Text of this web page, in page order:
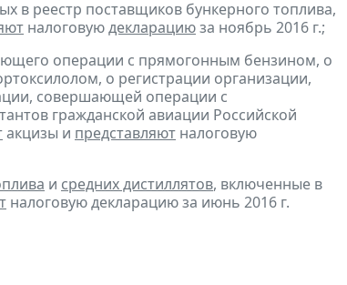
в реестр поставщиков бункерного топлива,
налоговуюдекларациюза ноябрь 2016 г.;
операции с прямогонным бензином, о
о регистрации организации,
совершающей операции с
гражданской авиации Российской
акцизы и представляют налоговую
и средних дистиллятов, включенные в
налоговую декларацию за июнь 2016 г.